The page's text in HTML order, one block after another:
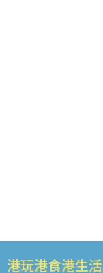
港玩港食港生活